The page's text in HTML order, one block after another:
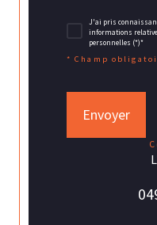
J'ai pris
informations
personnelles (*)*
* Champ
Envoyer